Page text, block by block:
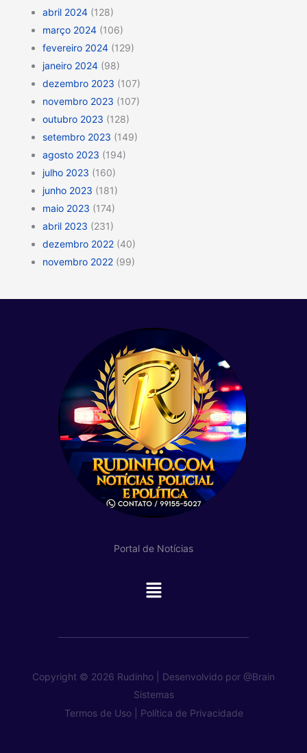
abril 2024 (128)
março 2024 (106)
fevereiro 2024 (129)
janeiro 2024 (98)
dezembro 2023 (107)
novembro 2023 (107)
outubro 2023 (128)
setembro 2023 (149)
agosto 2023 (194)
julho 2023 (160)
junho 2023 (181)
maio 2023 (174)
abril 2023 (231)
dezembro 2022 (40)
novembro 2022 (99)
Portal de Notícias
Main
Copyright © 2026 Rudinho | Desenvolvido por @Brain
Sistemas
Termos de Uso |
Política de Privacidade